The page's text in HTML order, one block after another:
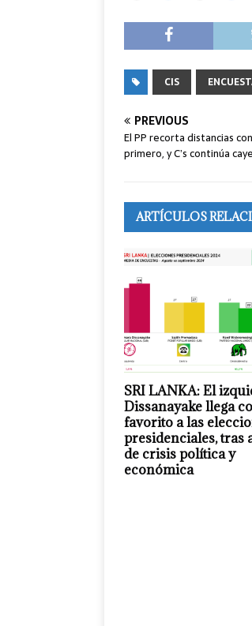
CIS
PREVIOUS
El PP recorta distancias
primero, y C’s continúa
ARTÍCULOS
SRI LANKA: El
Dissanayake llega
favorito a las
presidenciales, tras
de crisis política y
económica